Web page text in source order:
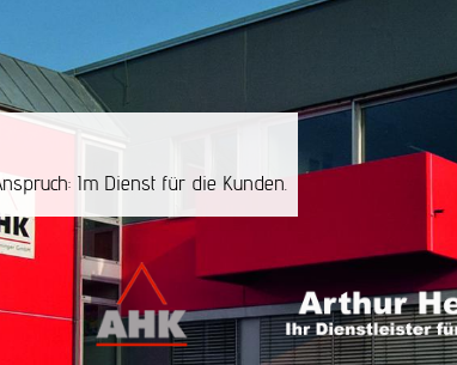
Im Dienst für die Kunden.